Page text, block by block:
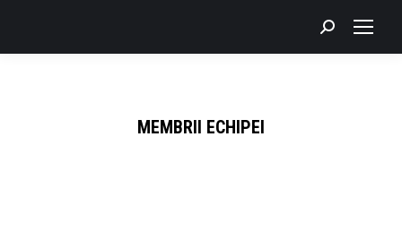
Search:
MEMBRII ECHIPEI